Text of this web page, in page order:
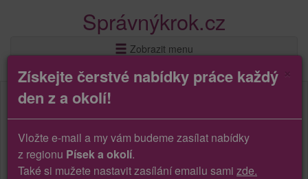
Správnýkrok.cz
Zobrazit menu
Získejte čerstvé nabídky práce každý
den z a okolí!
Vložte e-mail a my vám budeme zasílat nabídky
z regionu Písek a okolí.
Také si mužete nastavit zasílání emailu sami zde.